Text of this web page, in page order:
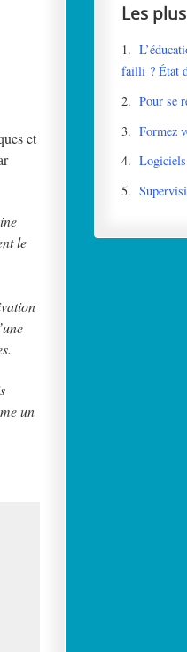
et
le
un
Les
1.
failli ? État
2.Pour se
3.Formez
4.
5.